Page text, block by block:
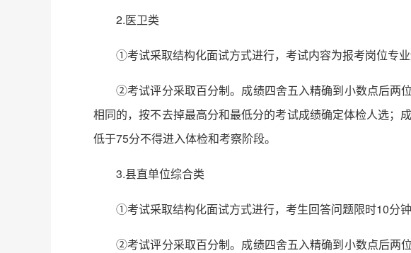
2.医卫类
①考试采取结构化面试方式进行，考试内容为报考岗位专业
②考试评分采取百分制。成绩四舍五入精确到小数点后两
相同的，按不去掉最高分和最低分的考试成绩确定体检人选；
低于75分不得进入体检和考察阶段。
3.县直单位综合类
①考试采取结构化面试方式进行，考生回答问题限时10分钟
②考试评分采取百分制。成绩四舍五入精确到小数点后两